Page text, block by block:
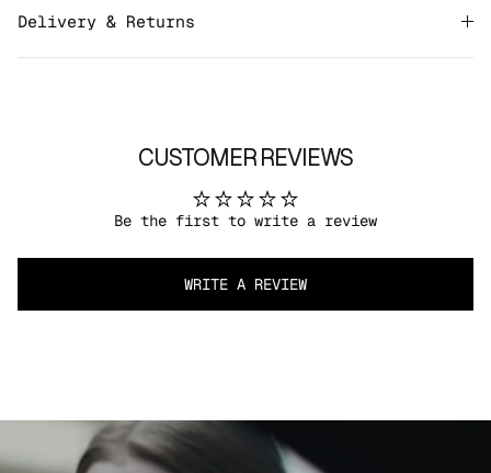
Delivery & Returns
CUSTOMER REVIEWS
Be the first to write a review
WRITE A REVIEW